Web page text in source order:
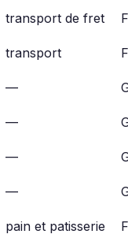
transport de fret
transport
—
—
—
—
pain et patisserie